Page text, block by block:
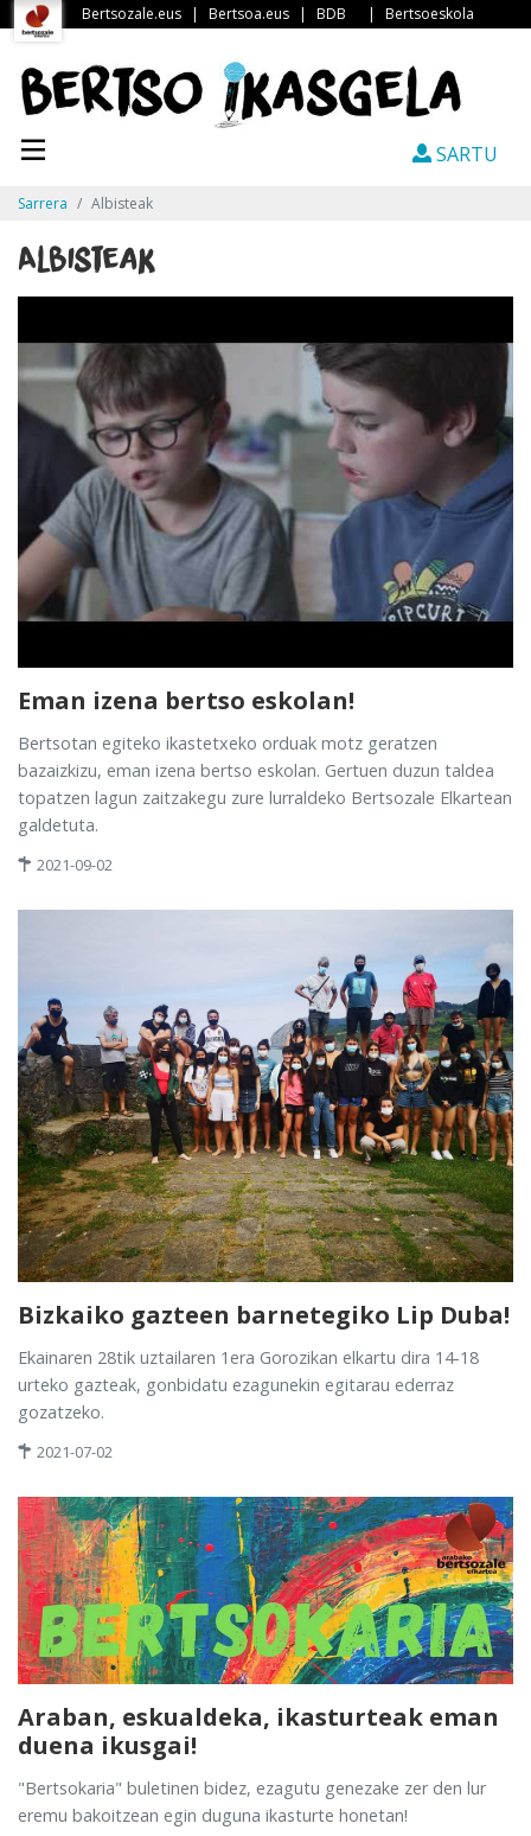
Bertsozale.eus | Bertsoa.eus | BDB | Bertsoeskola
SARTU
Sarrera Albisteak
Albisteak
Eman izena bertso eskolan!
Bertsotan egiteko ikastetxeko orduak motz geratzen
bazaizkizu, eman izena bertso eskolan. Gertuen duzun taldea
topatzen lagun zaitzakegu zure lurraldeko Bertsozale Elkartean
galdetuta.
2021-09-02
Bizkaiko gazteen barnetegiko Lip Duba!
Ekainaren 28tik uztailaren 1era Gorozikan elkartu dira 14-18
urteko gazteak, gonbidatu ezagunekin egitarau ederraz
gozatzeko.
2021-07-02
Araban, eskualdeka, ikasturteak eman
duena ikusgai!
"Bertsokaria" buletinen bidez, ezagutu genezake zer den lur
eremu bakoitzean egin duguna ikasturte honetan!